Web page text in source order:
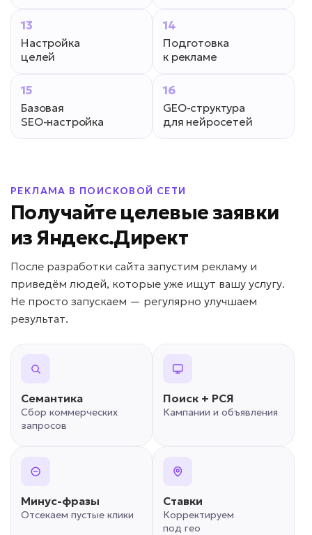
13
Настройка
целей
14
Подготовка
к рекламе
15
Базовая
SEO-настройка
16
GEO-структура
для нейросетей
РЕКЛАМА В ПОИСКОВОЙ СЕТИ
Получайте целевые заявки
из Яндекс.Директ
После разработки сайта запустим рекламу и
приведём людей, которые уже ищут вашу услугу.
Не просто запускаем — регулярно улучшаем
результат.
Семантика
Сбор коммерческих
запросов
Поиск + РСЯ
Кампании и объявления
Минус-фразы
Отсекаем пустые клики
Ставки
Корректируем
под гео